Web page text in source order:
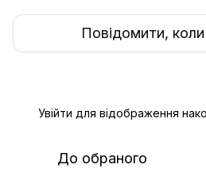
Повідомити,
Увійти для відображення
До обраного